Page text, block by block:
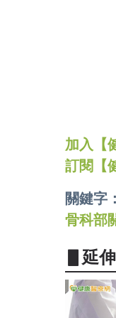
加入【
訂閱【
關鍵字：
骨科部
▋延